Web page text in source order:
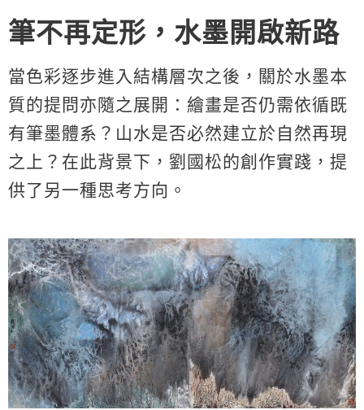
筆不再定形，水墨開啟新路
當色彩逐步進入結構層次之後，關於水墨本
質的提問亦隨之展開：繪畫是否仍需依循既
有筆墨體系？山水是否必然建立於自然再現
之上？在此背景下，劉國松的創作實踐，提
供了另一種思考方向。